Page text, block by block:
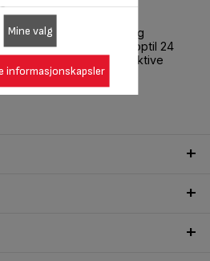
og
og
Et kontinuerlig
damputslipp på opptil 24
g/minutt for effektive
strykeøkter.
Mine valg
informasjonskapsler